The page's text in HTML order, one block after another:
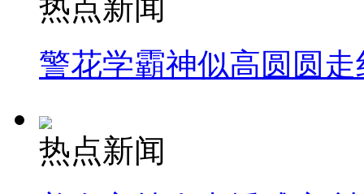
热点新闻
警花学霸神似高圆圆走
热点新闻